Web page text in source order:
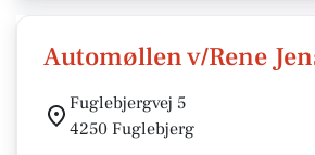
Automøllen v/Rene
Fuglebjergvej 5
4250 Fuglebjerg